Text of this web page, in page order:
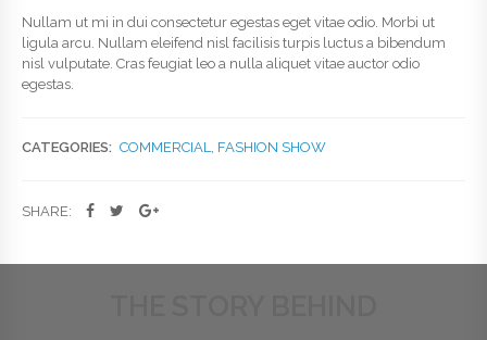
Nullam ut mi in dui consectetur egestas eget vitae odio. Morbi ut
ligula arcu. Nullam eleifend nisl facilisis turpis luctus a bibendum
nisl vulputate. Cras feugiat leo a nulla aliquet vitae auctor odio
egestas.
CATEGORIES: COMMERCIAL, FASHION SHOW
SHARE: